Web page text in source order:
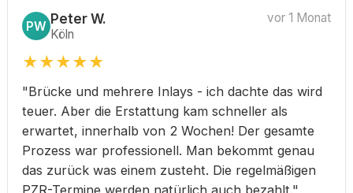
PW Peter W.
Köln
vor 1 Monat
★★★★★
"Brücke und mehrere Inlays - ich dachte das wird
teuer. Aber die Erstattung kam schneller als
erwartet, innerhalb von 2 Wochen! Der gesamte
Prozess war professionell. Man bekommt genau
das zurück was einem zusteht. Die regelmäßigen